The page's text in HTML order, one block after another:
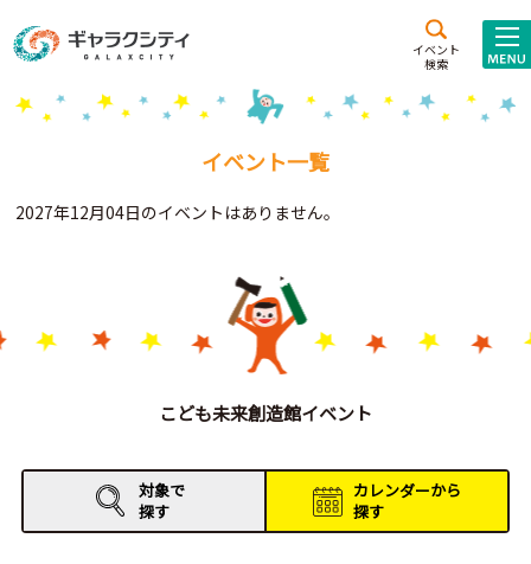
イベント
検索
施設案内
こども
西新井
施設･
Gがくえん
お知らせ
イベントレポート
イベント一覧
2027年12月04日のイベントはありません。
こども未来創造館イベント
対象で
探す
カレンダーから
探す